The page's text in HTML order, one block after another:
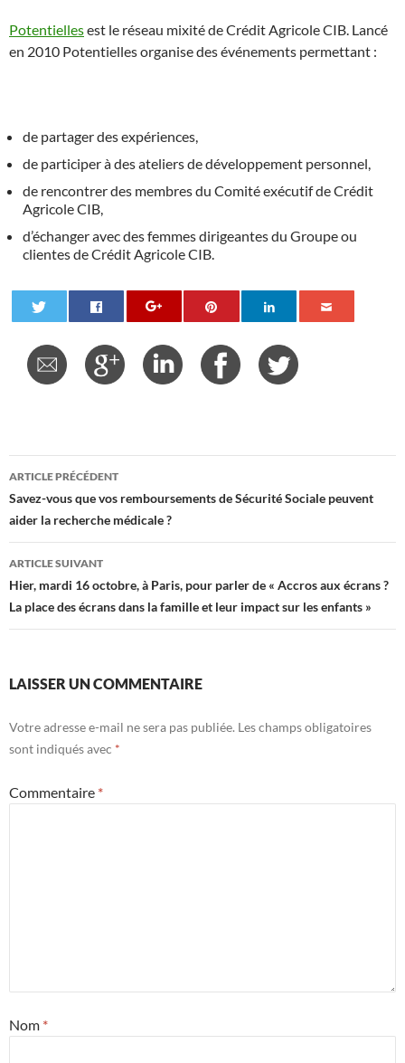
Potentiellesest le réseau mixité de Crédit Agricole CIB. Lancé
en 2010 Potentielles organise des événements permettant :
de partager des expériences,
de participer à des ateliers de développement personnel,
de rencontrer des membres du Comité exécutif de Crédit
Agricole CIB,
d’échanger avec des femmes dirigeantes du Groupe ou
clientes de Crédit Agricole CIB.
Navigation
des
articles
ARTICLE PRÉCÉDENT
Savez-vous que vos remboursements de Sécurité Sociale peuvent
aider la recherche médicale ?
ARTICLE SUIVANT
Hier, mardi 16 octobre, à Paris, pour parler de « Accros aux écrans ?
La place des écrans dans la famille et leur impact sur les enfants »
LAISSER UN COMMENTAIRE
Votre adresse e-mail ne sera pas publiée. Les champs obligatoires
sont indiqués avec *
Commentaire *
Nom *